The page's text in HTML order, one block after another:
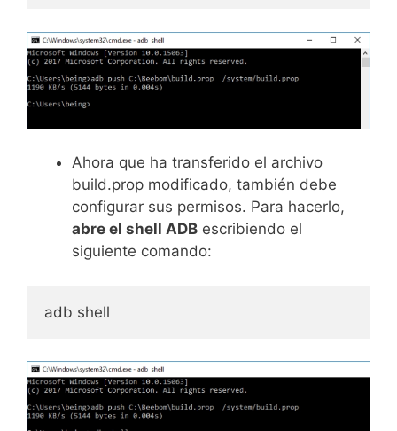
Ahora que ha transferido el archivo
build.prop modificado, también debe
configurar sus permisos. Para hacerlo,
abre el shell ADB escribiendo el
siguiente comando:
adb shell